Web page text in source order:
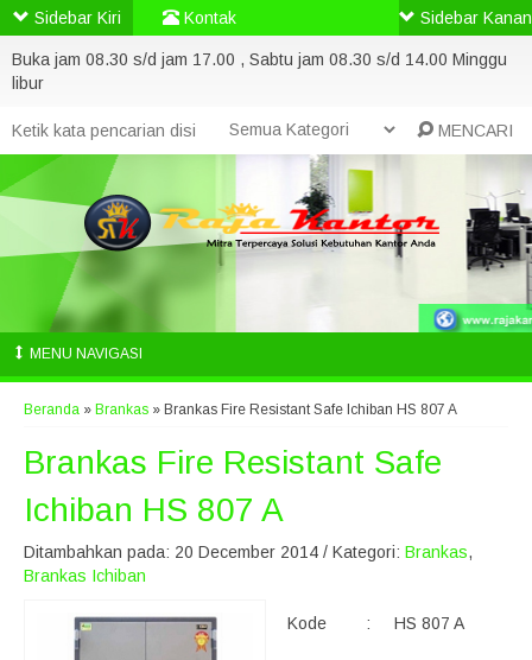
Buka jam 08.30 s/d jam 17.00 , Sabtu jam 08.30 s/d 14.00 Minggu
libur
MENCARI
MENU NAVIGASI
Beranda » Brankas » Brankas Fire Resistant Safe Ichiban HS 807 A
Brankas Fire Resistant Safe
Ichiban HS 807 A
Ditambahkan pada: 20 December 2014 / Kategori: Brankas,
Brankas Ichiban
Kode : HS 807 A
Sidebar Kiri Kontak Sidebar Kanan